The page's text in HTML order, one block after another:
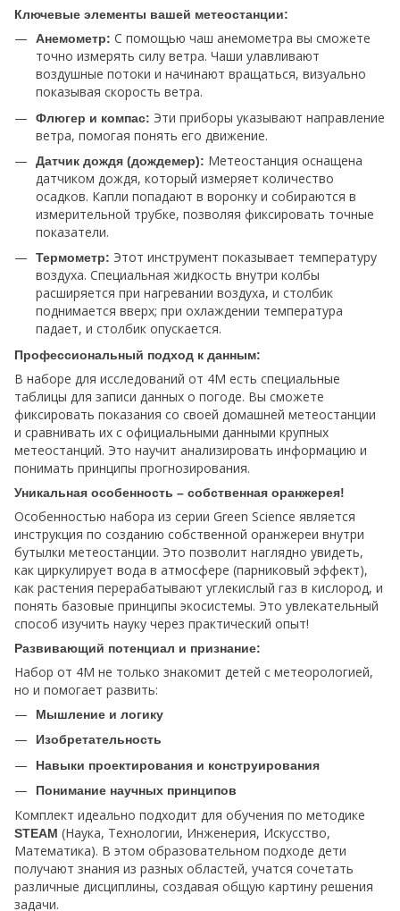
Ключевые элементы вашей метеостанции:
Анемометр: С помощью чаш анемометра вы сможете
точно измерять силу ветра. Чаши улавливают
воздушные потоки и начинают вращаться, визуально
показывая скорость ветра.
Флюгер и компас: Эти приборы указывают направление
ветра, помогая понять его движение.
Датчик дождя (дождемер): Метеостанция оснащена
датчиком дождя, который измеряет количество
осадков. Капли попадают в воронку и собираются в
измерительной трубке, позволяя фиксировать точные
показатели.
Термометр: Этот инструмент показывает температуру
воздуха. Специальная жидкость внутри колбы
расширяется при нагревании воздуха, и столбик
поднимается вверх; при охлаждении температура
падает, и столбик опускается.
Профессиональный подход к данным:
В наборе для исследований от 4M есть специальные
таблицы для записи данных о погоде. Вы сможете
фиксировать показания со своей домашней метеостанции
и сравнивать их с официальными данными крупных
метеостанций. Это научит анализировать информацию и
понимать принципы прогнозирования.
Уникальная особенность – собственная оранжерея!
Особенностью набора из серии Green Science является
инструкция по созданию собственной оранжереи внутри
бутылки метеостанции. Это позволит наглядно увидеть,
как циркулирует вода в атмосфере (парниковый эффект),
как растения перерабатывают углекислый газ в кислород, и
понять базовые принципы экосистемы. Это увлекательный
способ изучить науку через практический опыт!
Развивающий потенциал и признание:
Набор от 4M не только знакомит детей с метеорологией,
но и помогает развить:
Мышление и логику
Изобретательность
Навыки проектирования и конструирования
Понимание научных принципов
Комплект идеально подходит для обучения по методике
STEAM (Наука, Технологии, Инженерия, Искусство,
Математика). В этом образовательном подходе дети
получают знания из разных областей, учатся сочетать
различные дисциплины, создавая общую картину решения
задачи.